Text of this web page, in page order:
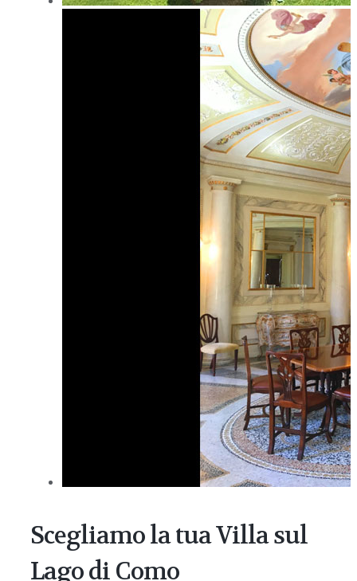
Scegliamo la tua Villa sul
Lago di Como